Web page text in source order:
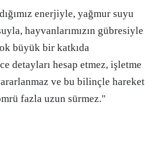
enerjiyle, yağmur suyu
hayvanlarımızın gübresiyle
büyük bir katkıda
detayları hesap etmez, işletme
ve bu bilinçle hareket
fazla uzun sürmez."